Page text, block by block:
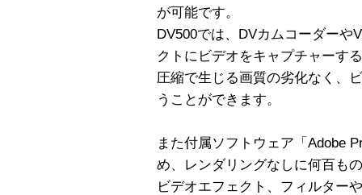
が可能です。
DV500では、DVカムコーダーや
クトにビデオをキャプチャーす
圧縮で生じる画質の劣化なく、
うことができます。
また付属ソフトウェア「Adobe
め、レンダリングなしに何百もの
ビデオエフェクト、フィルター